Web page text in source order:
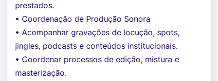
prestados.
• Coordenação de Produção Sonora
• Acompanhar gravações de locução, spots,
jingles, podcasts e conteúdos institucionais.
• Coordenar processos de edição, mistura e
masterização.